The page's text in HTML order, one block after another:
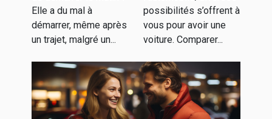
Elle a du mal à
démarrer, même après
un trajet, malgré un...
possibilités s’offrent à
vous pour avoir une
voiture. Comparer...